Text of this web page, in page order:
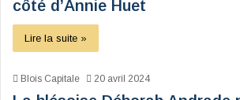
côté d’Annie Huet
Lire la suite »
Blois Capitale 20 avril 2024